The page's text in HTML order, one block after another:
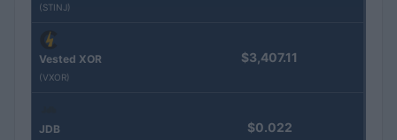
(STINJ)
Vested XOR
(VXOR)
$3,407.11
JDB $0.022